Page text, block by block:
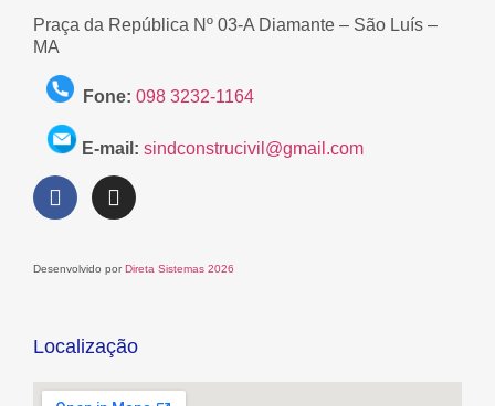
Praça da República Nº 03-A Diamante – São Luís –
MA
Fone: 098 3232-1164
E-mail: sindconstrucivil@gmail.com
Desenvolvido por Direta Sistemas 2026
Localização